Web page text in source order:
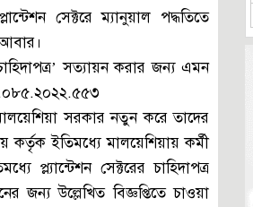
সেক্টরে ম্যানুয়াল পদ্ধতিতে
সত্যায়ন করার জন্য এমন
মালয়েশিয়া সরকার নতুন করে তাদের
কর্তৃক ইতিমধ্যে মালয়েশিয়ায় কর্মী
সেক্টরের চাহিদাপত্র
জন্য উল্লেখিত বিজ্ঞপ্তিতে চাওয়া